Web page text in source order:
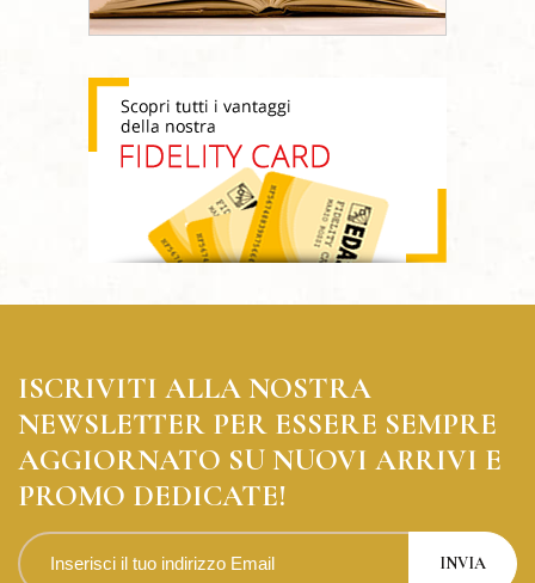
ISCRIVITI ALLA NOSTRA
NEWSLETTER PER ESSERE SEMPRE
AGGIORNATO SU NUOVI ARRIVI E
PROMO DEDICATE!